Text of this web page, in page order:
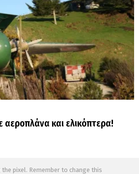
αεροπλάνα και ελικόπτερα!
pixel. Remember to change this